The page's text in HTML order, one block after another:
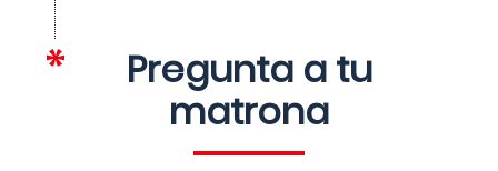
Pregunta a tu
matrona